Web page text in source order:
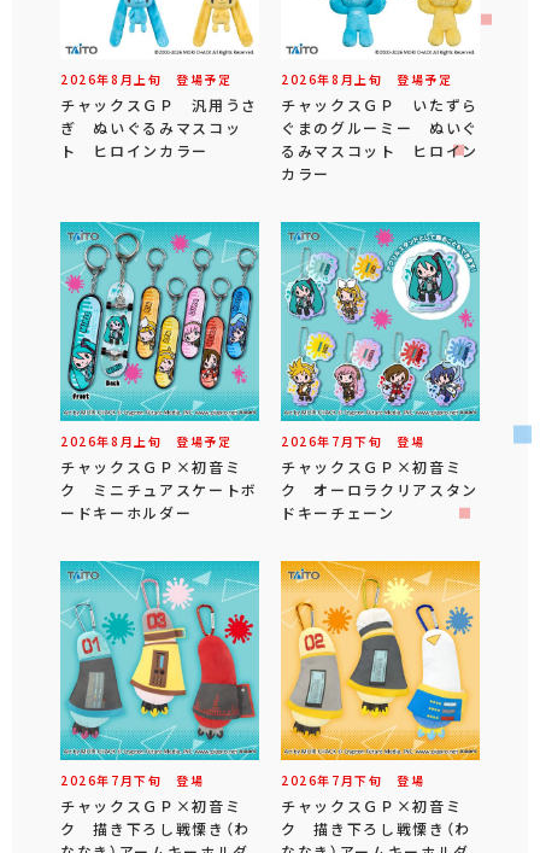
2026年8 月 上旬 登場予定
チャックスＧＰ 汎用うさ
ぎ ぬいぐるみマスコッ
ト ヒロインカラー
2026年8 月 上旬 登場予定
チャックスＧＰ いたずら
ぐまのグルーミー ぬいぐ
るみマスコット ヒロイン
カラー
2026年8 月 上旬 登場予定
チャックスＧＰ×初音ミ
ク ミニチュアスケートボ
ードキーホルダー
2026年 7 月下旬 登場
チャックスＧＰ×初音ミ
ク オーロラクリアスタン
ドキーチェーン
2026年 7 月下旬 登場
チャックスＧＰ×初音ミ
ク 描き下ろし戦慄き（わ
2026年 7 月下旬 登場
チャックスＧＰ×初音ミ
ク 描き下ろし戦慄き（わ